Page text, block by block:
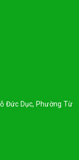
Đức Dục, Phường Từ